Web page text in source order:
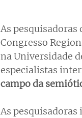
As pesquisadoras
Congresso
na Universidade
especialistas
campo da
As